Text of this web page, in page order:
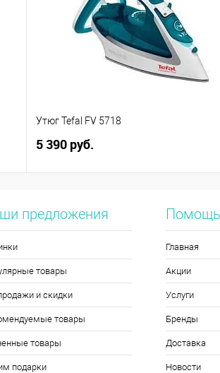
Утюг Tefal FV 5718
5 390 руб.
предложения
товары
и скидки
товары
товары
подарки
Помощь
Главная
Акции
Услуги
Бренды
Доставка
Новости